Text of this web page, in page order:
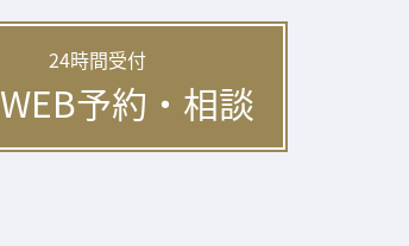
24時間受付
WEB予約・相談